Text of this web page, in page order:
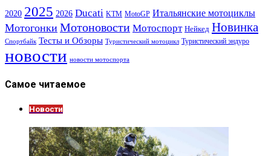
2020 2025 2026 Ducati KTM MotoGP Итальянские мотоциклы
Мотогонки Мотоновости Мотоспорт Нейкед Новинка
Спортбайк Тесты и Обзоры Туристический мотоцикл Туристический эндуро
новости новости мотоспорта
Самое читаемое
Новости